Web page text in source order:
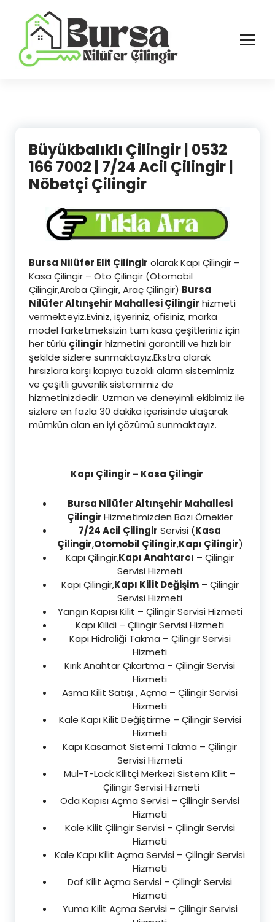
Büyükbalıklı Çilingir | 0532
166 7002 | 7/24 Acil Çilingir |
Nöbetçi Çilingir
Bursa Nilüfer Elit Çilingir olarak Kapı Çilingir –
Kasa Çilingir – Oto Çilingir (Otomobil
Çilingir,Araba Çilingir, Araç Çilingir) Bursa
Nilüfer Altınşehir Mahallesi Çilingir hizmeti
vermekteyiz.Eviniz, işyeriniz, ofisiniz, marka
model farketmeksizin tüm kasa çeşitleriniz için
her türlü çilingir hizmetini garantili ve hızlı bir
şekilde sizlere sunmaktayız.Ekstra olarak
hırsızlara karşı kapıya tuzaklı alarm sistemimiz
ve çeşitli güvenlik sistemimiz de
hizmetinizdedir. Uzman ve deneyimli ekibimiz ile
sizlere en fazla 30 dakika içerisinde ulaşarak
mümkün olan en iyi çözümü sunmaktayız.
Kapı Çilingir – Kasa Çilingir
Bursa Nilüfer Altınşehir Mahallesi
ÇilingirHizmetimizden Bazı Örnekler
7/24 Acil Çilingir Servisi (Kasa
Çilingir,Otomobil Çilingir,Kapı Çilingir)
Kapı Çilingir,Kapı Anahtarcı – Çilingir
Servisi Hizmeti
Kapı Çilingir,Kapı Kilit Değişim– Çilingir
Servisi Hizmeti
Yangın Kapısı Kilit – Çilingir Servisi Hizmeti
Kapı Kilidi – Çilingir Servisi Hizmeti
Kapı Hidroliği Takma – Çilingir Servisi
Hizmeti
Kırık Anahtar Çıkartma – Çilingir Servisi
Hizmeti
Asma Kilit Satışı , Açma – Çilingir Servisi
Hizmeti
Kale Kapı Kilit Değiştirme – Çilingir Servisi
Hizmeti
Kapı Kasamat Sistemi Takma – Çilingir
Servisi Hizmeti
Mul-T-Lock Kilitçi Merkezi Sistem Kilit –
Çilingir Servisi Hizmeti
Oda Kapısı Açma Servisi – Çilingir Servisi
Hizmeti
Kale Kilit Çilingir Servisi – Çilingir Servisi
Hizmeti
Kale Kapı Kilit Açma Servisi – Çilingir Servisi
Hizmeti
Daf Kilit Açma Servisi – Çilingir Servisi
Hizmeti
Yuma Kilit Açma Servisi – Çilingir Servisi